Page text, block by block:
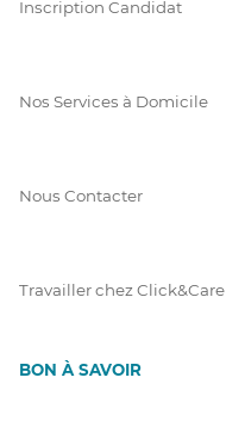
Inscription Candidat
Nos Services à Domicile
Nous Contacter
Travailler chez Click&Care
BON À SAVOIR